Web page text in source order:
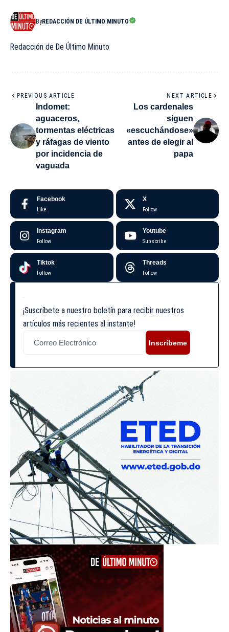
ByREDACCIÓN DE ÚLTIMO MINUTO
Redacción de De Último Minuto
PREVIOUS ARTICLE
Indomet:
aguaceros,
tormentas eléctricas
y ráfagas de viento
por incidencia de
vaguada
NEXT ARTICLE
Los cardenales
siguen
«escuchándose»
antes de elegir al
papa
Facebook
Like
X
Follow
Instagram
Follow
Youtube
Subscribe
Tiktok
Follow
Threads
Follow
¡Suscríbete a nuestro boletín para recibir nuestros
artículos más recientes al instante!
Inscríbeme